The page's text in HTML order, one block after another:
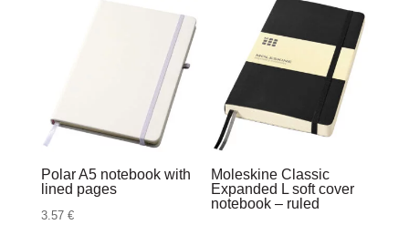
Polar A5 notebook with
lined pages
3.57 €
Moleskine Classic
Expanded L soft cover
notebook – ruled